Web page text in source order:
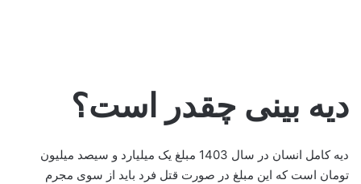
دیه بینی چقدر است؟
دیه کامل انسان در سال 1403 مبلغ یک میلیارد و سیصد میلیون
تومان است که این مبلغ در صورت قتل فرد باید از سوی مجرم